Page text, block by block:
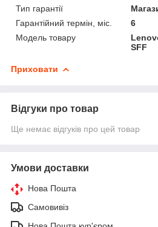
Тип гарантії
Гарантійний термін, міс.
6
Модель товару
SFF
Приховати
Відгуки про товар
Ще немає відгуків про цей товар
Умови доставки
Нова Пошта
Самовивіз